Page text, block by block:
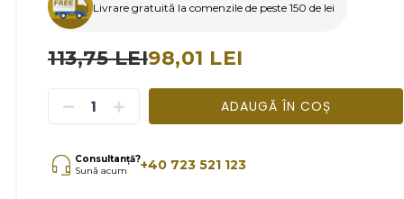
Livrare gratuită la comenzile de peste 150 de lei
113,75 LEI98,01 LEI
ADAUGĂ ÎN COȘ
Consultanță?
Sună acum
+40 723 521 123